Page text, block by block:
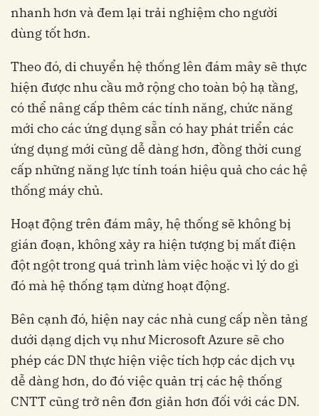
nhanh hơn và đem lại trải nghiệm cho người
dùng tốt hơn.
Theo đó, di chuyển hệ thống lên đám mây sẽ thực
hiện được nhu cầu mở rộng cho toàn bộ hạ tầng,
có thể nâng cấp thêm các tính năng, chức năng
mới cho các ứng dụng sẵn có hay phát triển các
ứng dụng mới cũng dễ dàng hơn, đồng thời cung
cấp những năng lực tính toán hiệu quả cho các hệ
thống máy chủ.
Hoạt động trên đám mây, hệ thống sẽ không bị
gián đoạn, không xảy ra hiện tượng bị mất điện
đột ngột trong quá trình làm việc hoặc vì lý do gì
đó mà hệ thống tạm dừng hoạt động.
Bên cạnh đó, hiện nay các nhà cung cấp nền tảng
dưới dạng dịch vụ như Microsoft Azure sẽ cho
phép các DN thực hiện việc tích hợp các dịch vụ
dễ dàng hơn, do đó việc quản trị các hệ thống
CNTT cũng trở nên đơn giản hơn đối với các DN.